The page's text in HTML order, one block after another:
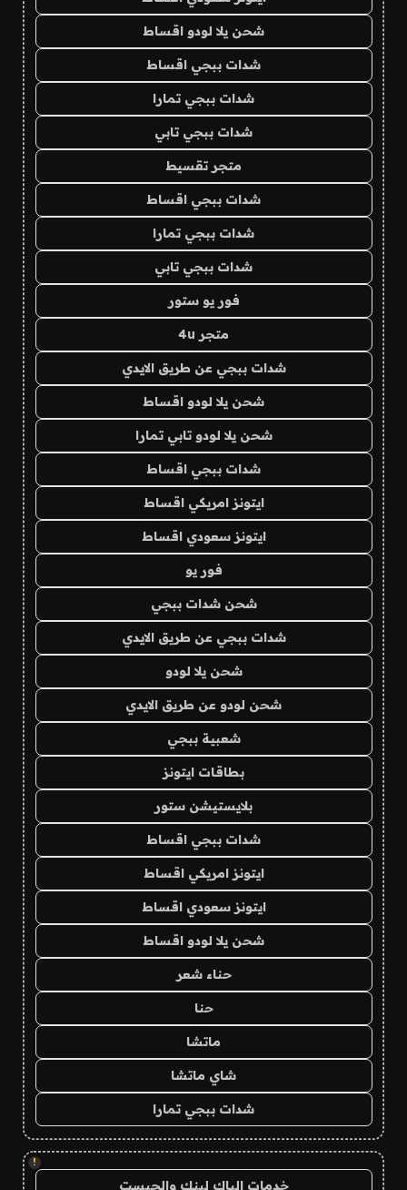
شحن يلا لودو اقساط
شدات ببجي اقساط
شدات ببجي تمارا
شدات ببجي تابي
متجر تقسيط
شدات ببجي اقساط
شدات ببجي تمارا
شدات ببجي تابي
فور يو ستور
متجر 4u
شدات ببجي عن طريق الايدي
شحن يلا لودو اقساط
شحن يلا لودو تابي تمارا
شدات ببجي اقساط
ايتونز امريكي اقساط
ايتونز سعودي اقساط
فور يو
شحن شدات ببجي
شدات ببجي عن طريق الايدي
شحن يلا لودو
شحن لودو عن طريق الايدي
شعبية ببجي
بطاقات ايتونز
بلايستيشن ستور
شدات ببجي اقساط
ايتونز امريكي اقساط
ايتونز سعودي اقساط
شحن يلا لودو اقساط
حناء شعر
حنا
ماتشا
شاي ماتشا
شدات ببجي تمارا
!
خدمات الباك لينك والجيست